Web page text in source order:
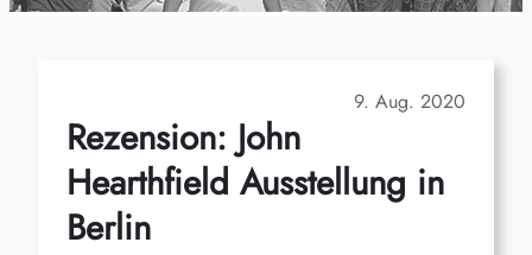
9. Aug. 2020
Rezension: John
Hearthfield Ausstellung in
Berlin